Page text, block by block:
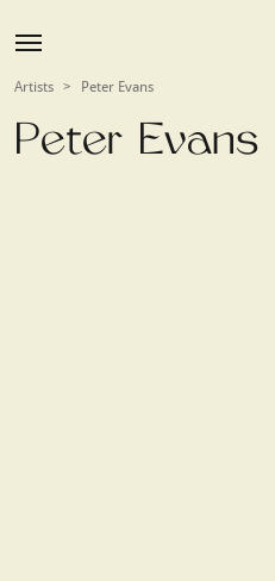
Artists > Peter Evans
Peter Evans